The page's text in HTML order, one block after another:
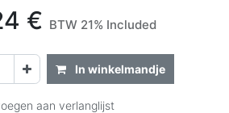
€ BTW 21% Included
In winkelmandje
aan verlanglijst